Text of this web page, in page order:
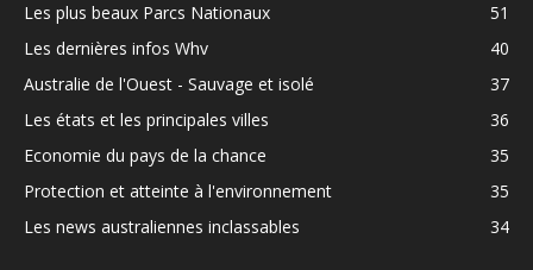
Les plus beaux Parcs Nationaux
51
Les dernières infos Whv
40
Australie de l'Ouest - Sauvage et isolé
37
Les états et les principales villes
36
Economie du pays de la chance
35
Protection et atteinte à l'environnement
35
Les news australiennes inclassables
34